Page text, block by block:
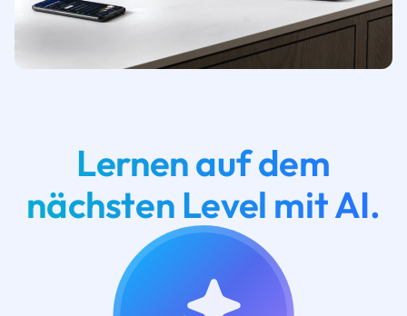
Lernen auf dem
nächsten Level mit AI.